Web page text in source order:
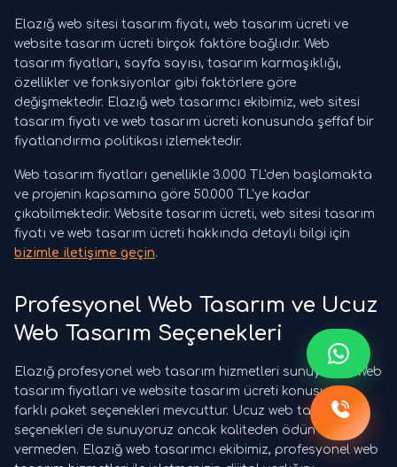
Elazığ web sitesi tasarım fiyatı, web tasarım ücreti ve
website tasarım ücreti birçok faktöre bağlıdır. Web
tasarım fiyatları, sayfa sayısı, tasarım karmaşıklığı,
özellikler ve fonksiyonlar gibi faktörlere göre
değişmektedir. Elazığ web tasarımcı ekibimiz, web sitesi
tasarım fiyatı ve web tasarım ücreti konusunda şeffaf bir
fiyatlandırma politikası izlemektedir.
Web tasarım fiyatları genellikle 3.000 TL'den başlamakta
ve projenin kapsamına göre 50.000 TL'ye kadar
çıkabilmektedir. Website tasarım ücreti, web sitesi tasarım
fiyatı ve web tasarım ücreti hakkında detaylı bilgi için
bizimle iletişime geçin.
Profesyonel Web Tasarım ve Ucuz
Web Tasarım Seçenekleri
Elazığ profesyonel web tasarım hizmetleri sunuyoruz. Web
tasarım fiyatları ve website tasarım ücreti konusunda
farklı paket seçenekleri mevcuttur. Ucuz web tasarım
seçenekleri de sunuyoruz ancak kaliteden ödün
vermeden. Elazığ web tasarımcı ekibimiz, profesyonel web